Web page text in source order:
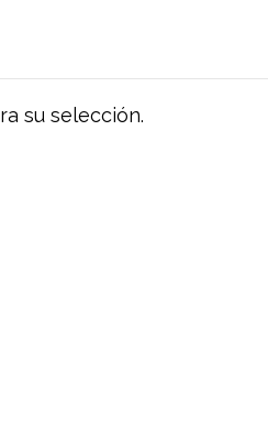
su selección.